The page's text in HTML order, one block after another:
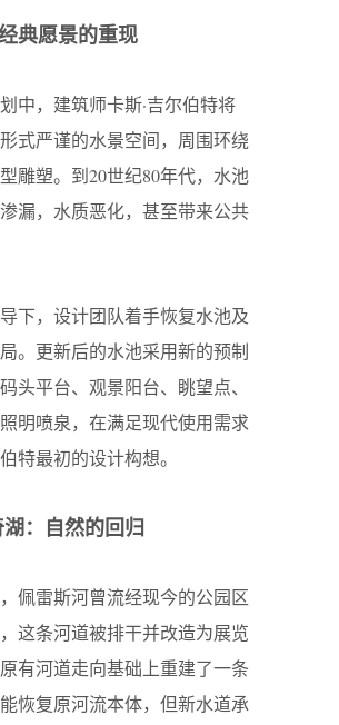
典愿景的重现
中，建筑师卡斯·吉尔伯特将
式严谨的水景空间，周围环绕
雕塑。到20世纪80年代，水池
漏，水质恶化，甚至带来公共
下，设计团队着手恢复水池及
。更新后的水池采用新的预制
头平台、观景阳台、眺望点、
明喷泉，在满足现代使用需求
特最初的设计构想。
：自然的回归
佩雷斯河曾流经现今的公园区
这条河道被排干并改造为展览
有河道走向基础上重建了一条
恢复原河流本体，但新水道承